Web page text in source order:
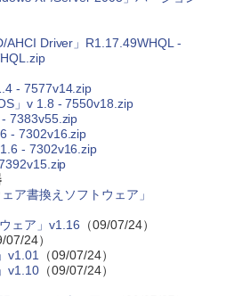
AHCI Driver」R1.17.49WHQL -
- 7577v14.zip
」v 1.8 - 7550v18.zip
- 7383v55.zip
- 7302v16.zip
- 7302v16.zip
ア書換えソフトウェア」
ェア」v1.16 （09/07/24）
07/24）
v1.01
（09/07/24）
v1.10（09/07/24）